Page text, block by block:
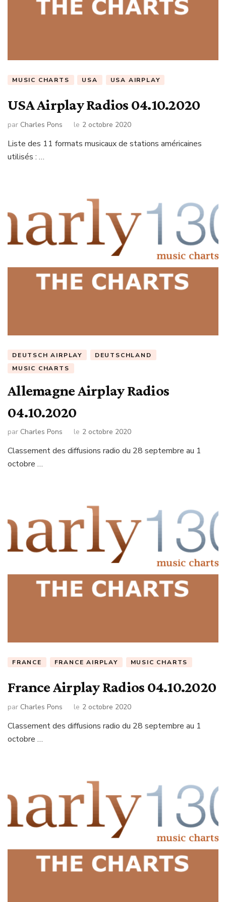
MUSIC CHARTS USA USA AIRPLAY
USA Airplay Radios 04.10.2020
par Charles Pons le 2 octobre 2020
Liste des 11 formats musicaux de stations américaines
utilisés : …
DEUTSCH AIRPLAY
DEUTSCHLAND
MUSIC CHARTS
Allemagne Airplay Radios
04.10.2020
par Charles Pons le 2 octobre 2020
Classement des diffusions radio du 28 septembre au 1
octobre …
FRANCE FRANCE AIRPLAY MUSIC CHARTS
France Airplay Radios 04.10.2020
par Charles Pons le 2 octobre 2020
Classement des diffusions radio du 28 septembre au 1
octobre …